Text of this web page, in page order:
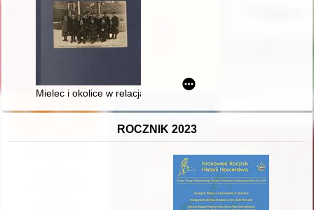
Mielec i okolice w relacjach podróżniczych XIX i początku XX
ROCZNIK 2023